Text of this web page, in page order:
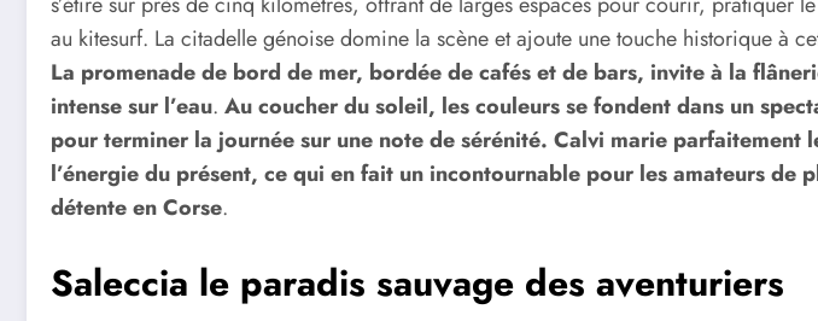
au kitesurf. La citadelle génoise domine la scène et ajoute une touche historique à
La promenade de bord de mer, bordée de cafés et de bars, invite à la
intense sur l’eau. Au coucher du soleil, les couleurs se fondent dans un
pour terminer la journée sur une note de sérénité. Calvi marie parfaitement
l’énergie du présent, ce qui en fait un incontournable pour les amateurs de
détente en Corse.
Saleccia le paradis sauvage des aventuriers